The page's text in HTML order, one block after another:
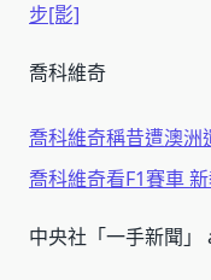
步[影]
喬科維奇
喬科維奇稱昔遭澳洲
喬科維奇看F1賽車
中央社「一手新聞」